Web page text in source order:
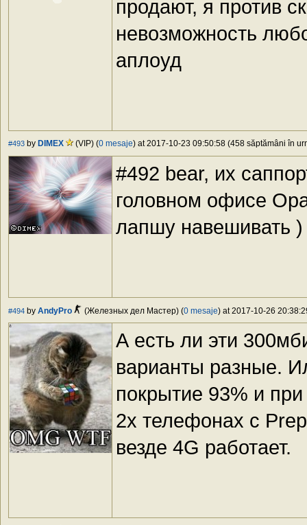
продают, я против
невозможность
аплоуд
#493 by DIMEX (VIP) (0 mesaje) at 2017-10-23 09:50:58 (458 săptămâni în
#492 bear, их
головном офисе
лапшу навешивать )
#494 by AndyPro (Железных дел Мастер) (0 mesaje) at 2017-10-26
А есть ли эти
варианты разные.
покрытие 93% и
2х телефонах с
везде 4G работает.